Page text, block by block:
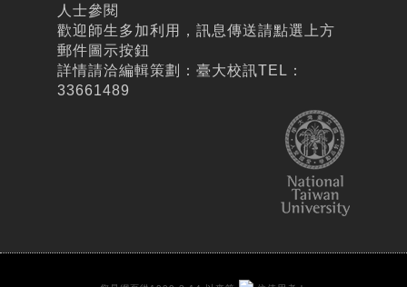
人士參閱
歡迎師生多加利用，訊息傳送請點選上方
郵件圖示按鈕
詳情請洽編輯策劃：臺大校訊TEL：
33661489